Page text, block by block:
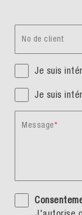
No de client
Je suis
Je suis
Message